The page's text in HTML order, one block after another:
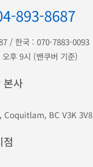
893-8687
/ 한국 : 070-7883-0093
후 9시 (밴쿠버 기준)
본사
Coquitlam, BC V3K 3V8